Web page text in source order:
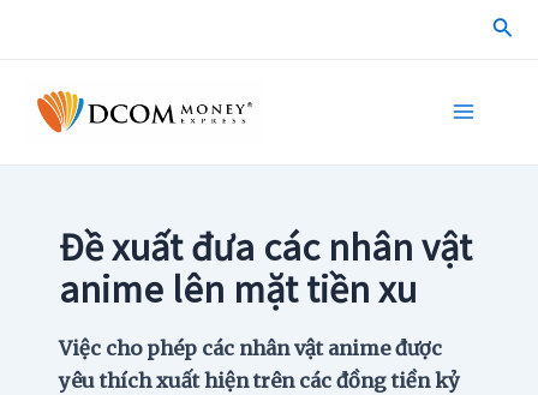
Đề xuất đưa các nhân vật
anime lên mặt tiền xu
Việc cho phép các nhân vật anime được
yêu thích xuất hiện trên các đồng tiền kỷ